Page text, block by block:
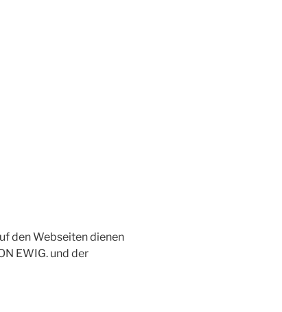
den Webseiten dienen
EWIG. und der